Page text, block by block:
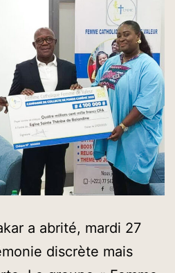
a abrité, mardi 27
discrète mais